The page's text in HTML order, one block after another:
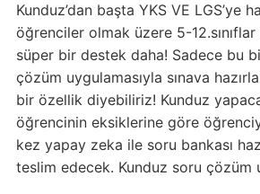
Kunduz’dan başta YKS VE LGS’ye
öğrenciler olmak üzere 5-
süper bir destek daha! Sadece bu
çözüm uygulamasıyla sınava
bir özellik diyebiliriz! Kunduz
öğrencinin eksiklerine göre
kez yapay zeka ile soru bankası
teslim edecek. Kunduz soru çözüm